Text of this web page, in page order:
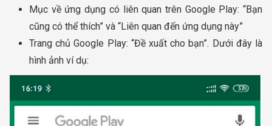
Mục về ứng dụng có liên quan trên Google Play: “Bạn
cũng có thể thích” và “Liên quan đến ứng dụng này”
Trang chủ Google Play: “Đề xuất cho bạn”. Dưới đây là
hình ảnh ví dụ: